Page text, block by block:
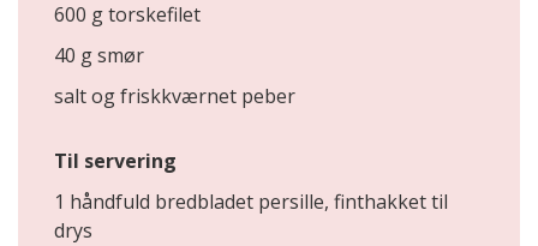
600 g torskefilet
40 g smør
salt og friskkværnet peber
Til servering
1 håndfuld bredbladet persille, finthakket til
drys